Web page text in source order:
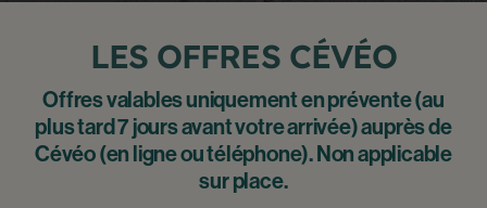
LES OFFRES CÉVÉO
Offres valables uniquement en prévente (au
plus tard 7 jours avant votre arrivée) auprès de
Cévéo (en ligne ou téléphone). Non applicable
sur place.